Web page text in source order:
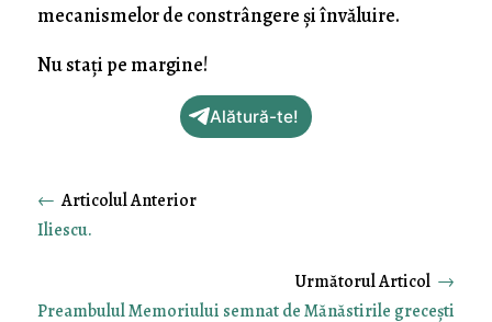
mecanismelor de constrângere și învăluire.
Nu stați pe margine!
Alătură-te!
←
Iliescu.
Preambulul Memoriului semnat de Mănăstirile grecești
→